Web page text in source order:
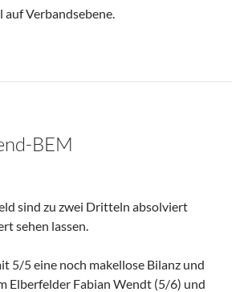
Verbandsebene.
BEM
sind zu zwei Dritteln absolviert
sehen lassen.
5/5 eine noch makellose Bilanz und
Elberfelder Fabian Wendt (5/6) und